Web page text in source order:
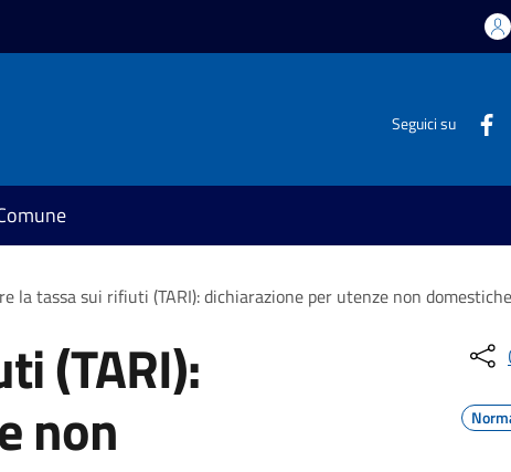
Seguici su
la tassa sui rifiuti (TARI): dichiarazione per utenze non domestiche
(TARI):
non